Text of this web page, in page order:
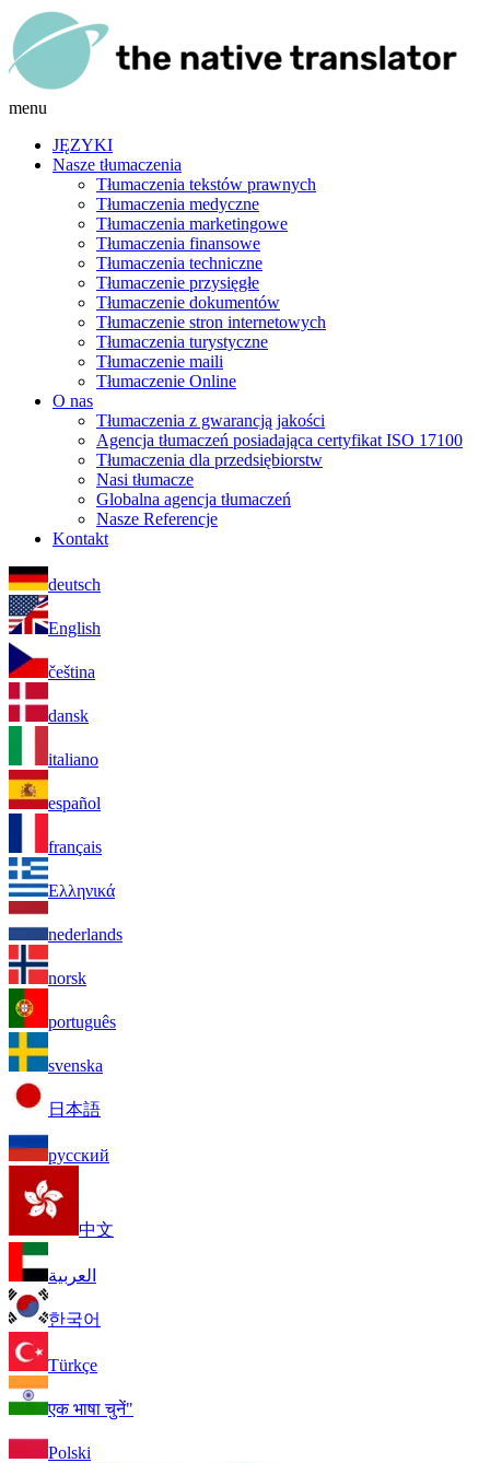
menu
JĘZYKI
Nasze tłumaczenia
Tłumaczenia tekstów prawnych
Tłumaczenia medyczne
Tłumaczenia marketingowe
Tłumaczenia finansowe
Tłumaczenia techniczne
Tłumaczenie przysięgłe
Tłumaczenie dokumentów
Tłumaczenie stron internetowych
Tłumaczenia turystyczne
Tłumaczenie maili
Tłumaczenie Online
O nas
Tłumaczenia z gwarancją jakości
Agencja tłumaczeń posiadająca certyfikat ISO 17100
Tłumaczenia dla przedsiębiorstw
Nasi tłumacze
Globalna agencja tłumaczeń
Nasze Referencje
Kontakt
deutsch
English
čeština
dansk
italiano
español
français
Ελληνικά
nederlands
norsk
português
svenska
日本語
русский
中文
العربية
한국어
Türkçe
एक भाषा चुनें"
Polski